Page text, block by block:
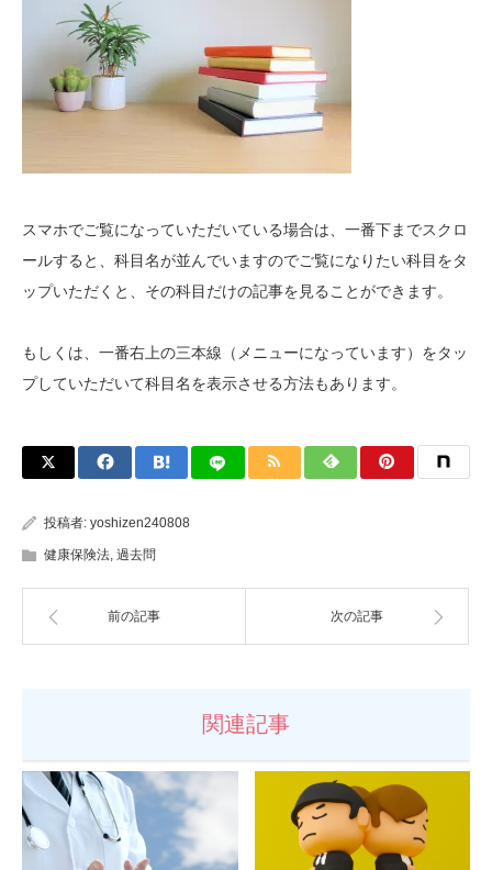
スマホでご覧になっていただいている場合は、一番下までスクロ
ールすると、科目名が並んでいますのでご覧になりたい科目をタ
ップいただくと、その科目だけの記事を見ることができます。
もしくは、一番右上の三本線（メニューになっています）をタッ
プしていただいて科目名を表示させる方法もあります。
投稿者: yoshizen240808
健康保険法, 過去問
前の記事 次の記事
関連記事